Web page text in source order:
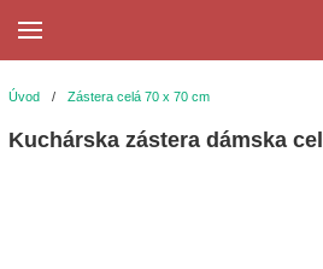
Úvod / Zástera celá 70 x 70 cm
Kuchárska zástera dámska